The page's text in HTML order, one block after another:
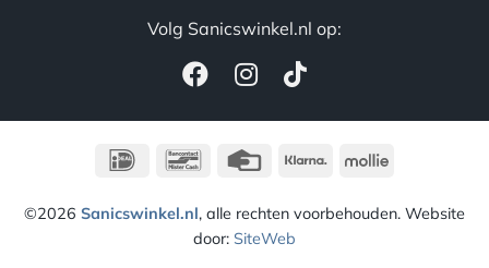
Volg Sanicswinkel.nl op:
IDeal BancontactCredit
Klarna Mollie
©2026 Sanicswinkel.nl, alle rechten voorbehouden. Website
door: SiteWeb